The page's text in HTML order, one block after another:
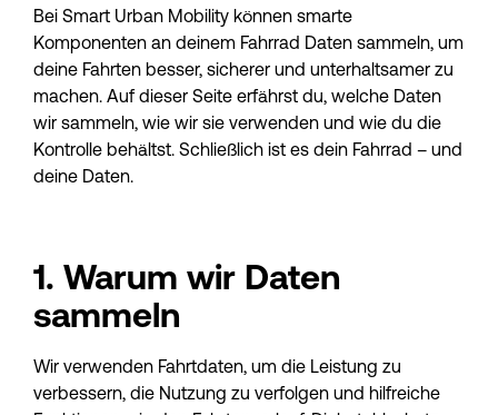
Bei Smart Urban Mobility können smarte
Komponenten an deinem Fahrrad Daten sammeln, um
deine Fahrten besser, sicherer und unterhaltsamer zu
machen. Auf dieser Seite erfährst du, welche Daten
wir sammeln, wie wir sie verwenden und wie du die
Kontrolle behältst. Schließlich ist es dein Fahrrad – und
deine Daten.
1. Warum wir Daten
sammeln
Wir verwenden Fahrtdaten, um die Leistung zu
verbessern, die Nutzung zu verfolgen und hilfreiche